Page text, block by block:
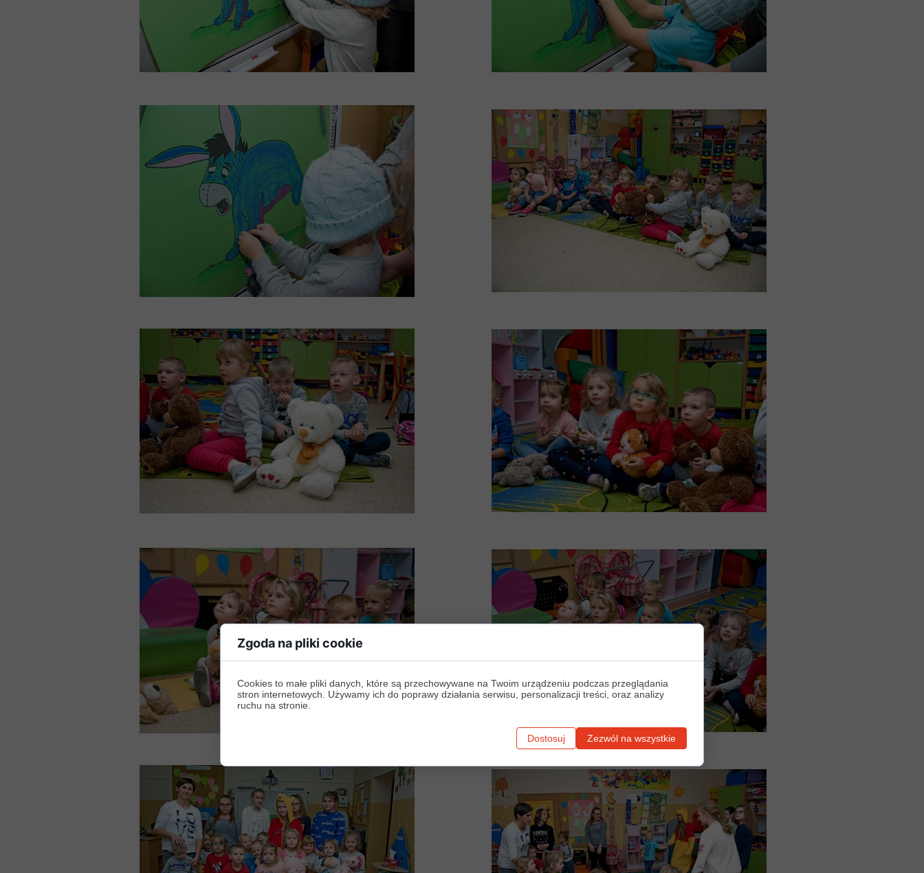
Zgoda na pliki cookie
Cookies to małe pliki danych, które są przechowywane na Twoim urządzeniu podczas przeglądania
stron internetowych. Używamy ich do poprawy działania serwisu, personalizacji treści, oraz analizy
ruchu na stronie.
Dostosuj Zezwól na wszystkie